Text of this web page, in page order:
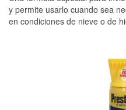
y permite usarlo cuando sea
en condiciones de nieve o de